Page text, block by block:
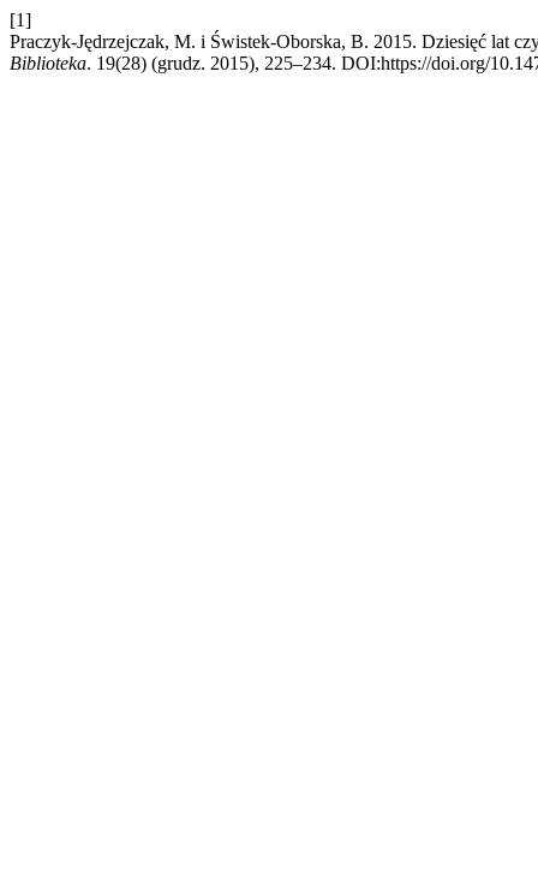
[1]
Praczyk-Jędrzejczak, M. i Świstek-Oborska, B. 2015. Dziesięć lat
Biblioteka. 19(28) (grudz. 2015), 225–234. DOI:https://doi.org/